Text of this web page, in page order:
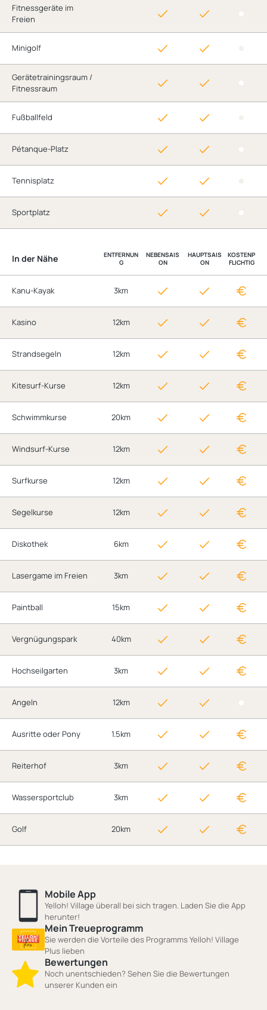
Fitnessgeräte im
Freien
Minigolf
Gerätetrainingsraum /
Fitnessraum
Fußballfeld
Pétanque-Platz
Tennisplatz
Sportplatz
In der Nähe
ENTFERNUN
G
NEBENSAIS
ON
HAUPTSAIS
ON
KOSTENP
FLICHTIG
Kanu-Kayak 3km
Kasino 12km
Strandsegeln 12km
Kitesurf-Kurse 12km
Schwimmkurse 20km
Windsurf-Kurse 12km
Surfkurse 12km
Segelkurse 12km
Diskothek 6km
Lasergame im Freien 3km
Paintball 15km
Vergnügungspark 40km
Hochseilgarten 3km
Angeln 12km
Ausritte oder Pony 1.5km
Reiterhof 3km
Wassersportclub 3km
Golf 20km
Mobile App
Yelloh! Village überall bei sich tragen. Laden Sie die App
herunter!
Mein Treueprogramm
Sie werden die Vorteile des Programms Yelloh! Village
Plus lieben
Bewertungen
Noch unentschieden? Sehen Sie die Bewertungen
unserer Kunden ein